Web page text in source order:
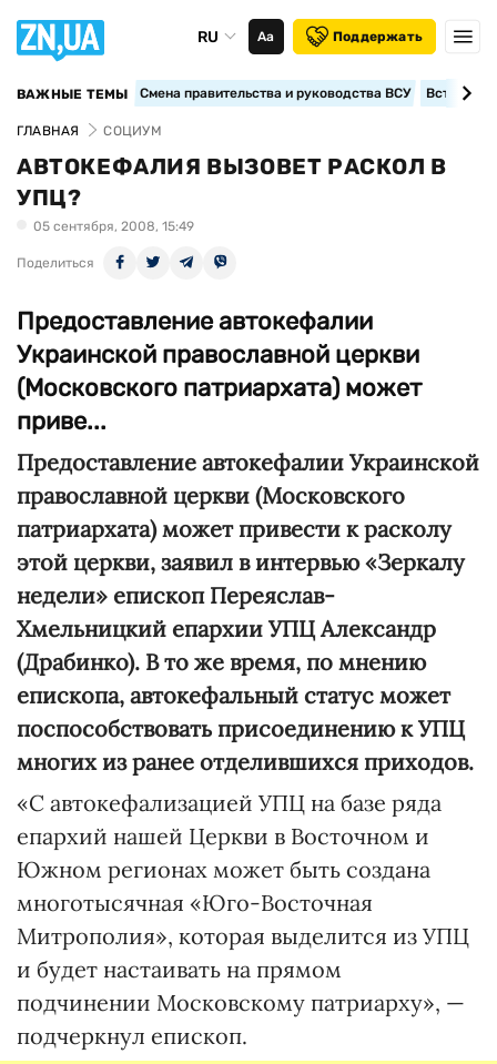
RU Аа Поддержать
ВАЖНЫЕ ТЕМЫ Смена правительства и руководства ВСУ
ГЛАВНАЯ СОЦИУМ
АВТОКЕФАЛИЯ ВЫЗОВЕТ РАСКОЛ В
УПЦ?
05 сентября, 2008, 15:49
Поделиться
Предоставление автокефалии
Украинской православной церкви
(Московского патриархата) может
приве...
Предоставление автокефалии Украинской
православной церкви (Московского
патриархата) может привести к расколу
этой церкви, заявил в интервью «Зеркалу
недели» епископ Переяслав-
Хмельницкий епархии УПЦ Александр
(Драбинко). В то же время, по мнению
епископа, автокефальный статус может
поспособствовать присоединению к УПЦ
многих из ранее отделившихся приходов.
«С автокефализацией УПЦ на базе ряда
епархий нашей Церкви в Восточном и
Южном регионах может быть создана
многотысячная «Юго-Восточная
Митрополия», которая выделится из УПЦ
и будет настаивать на прямом
подчинении Московскому патриарху», —
подчеркнул епископ.